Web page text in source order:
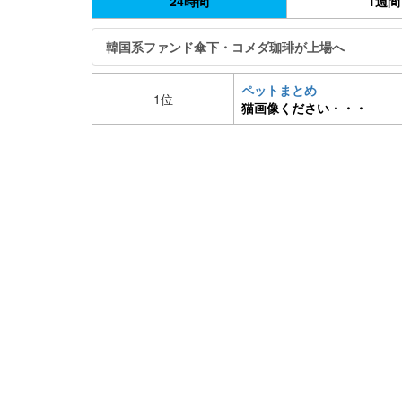
韓国系ファンド傘下・コメダ珈琲が上場へ
1位
ペットまとめ
猫画像ください・・・